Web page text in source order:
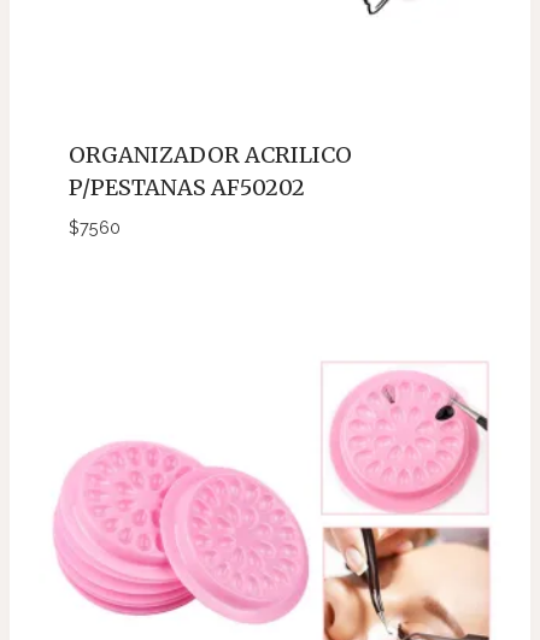
ORGANIZADOR ACRILICO
P/PESTANAS AF50202
$7560